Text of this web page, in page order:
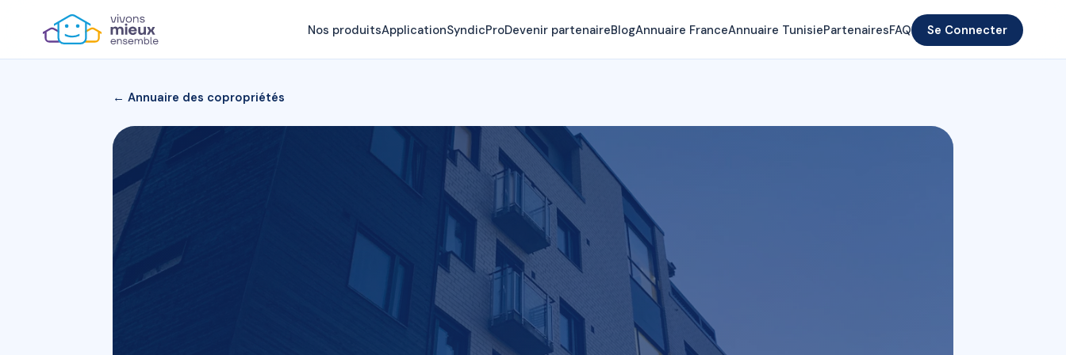
Nos produitsApplicationSyndicProDevenir partenaireBlogAnnuaire FranceAnnuaire TunisiePartenairesFAQ Se Connecter
← Annuaire des copropriétés